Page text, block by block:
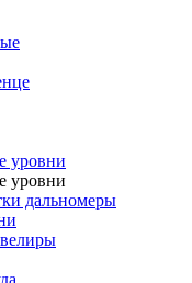
уровни
уровни
дальномеры